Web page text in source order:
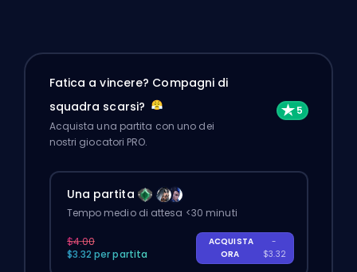
Fatica a vincere? Compagni di
squadra scarsi?
Acquista una partita con uno dei
nostri giocatori PRO.
Una partita
Tempo medio di attesa <30 minuti
$4.00
$3.32 per partita
ACQUISTA
ORA
-
$3.32